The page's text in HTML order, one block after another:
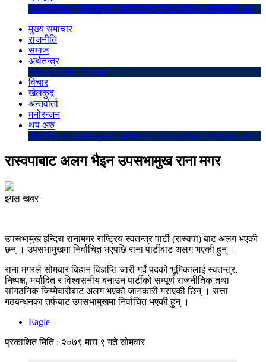
शिक्षास्वास्थ्यप्रवाससुचना प्रविधिपत्रपत्रिकाबिचित्र संसारब्लो अप
मुख्य समाचार
राजनीति
समाज
अर्थतन्त्र
शेयर बजारबैंक–वित्तअटो
विचार
खेलकुद
अन्तर्वार्ता
मनोरन्जन
थप अरु
शिक्षास्वास्थ्यप्रवाससुचना प्रविधिपत्रपत्रिकाबिचित्र संसारब्लो अप
रास्वपाबाट अलग भैइन उपसभामुख राना मगर
इगल खबर
उपसभामुख इन्दिरा रानामगर राष्ट्रिय स्वतन्त्र पार्टी (रास्वपा) बाट अलग भएकी
छन् । उपसभामुखमा निर्वाचित भएपछि राना पार्टीबाट अलग भएकी हुन् ।
राना मगरले सोमबार बिहान विज्ञप्ति जारी गर्दै पदको भूमिकालाई स्वतन्त्र,
निष्पक्ष, मर्यादित र विश्वसनीय बनाउन पार्टीको सम्पूर्ण राजनीतिक तथा
सांगठनिक जिम्मेवारीबाट अलग भएको जानकारी गराएकी छिन् । सत्ता
गठबन्धनका तर्फबाट उपसभामुखमा निर्वाचित भएकी हुन् ।
Eagle
प्रकाशित मिति : २०७९ माघ ९ गते सोमवार